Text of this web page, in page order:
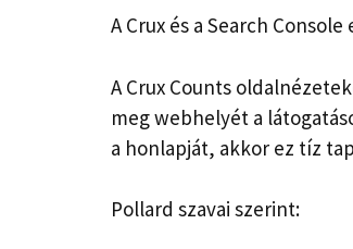
A Crux és a Search
A Crux Counts
meg webhelyét a
a honlapját, akkor ez tíz
Pollard szavai szerint: